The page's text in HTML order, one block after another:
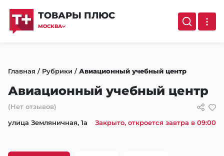
ТОВАРЫ ПЛЮС
МОСКВА
Главная / Рубрики /Авиационный учебный центр
Авиационный учебный центр
(Нет отзывов)
улица Земляничная, 1а
Закрыто, откроется завтра в 09:00